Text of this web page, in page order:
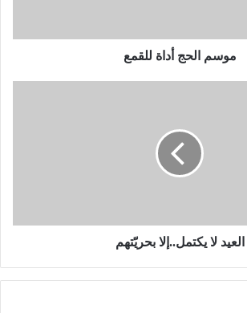
موسم الحج أداة للقمع
العيد لا يكتمل..إلا بحريّتهم